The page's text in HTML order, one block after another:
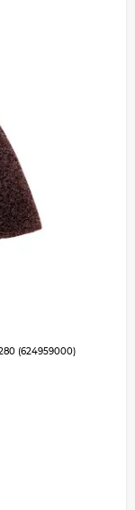
(624959000)